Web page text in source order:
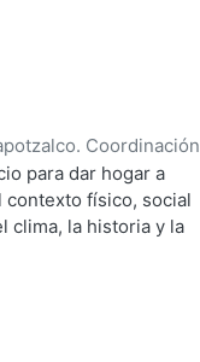
Coordinación
Alondra;Arce
para dar hogar a
contexto físico, social
clima, la historia y la